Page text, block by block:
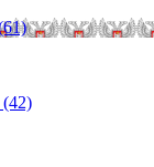
(42)